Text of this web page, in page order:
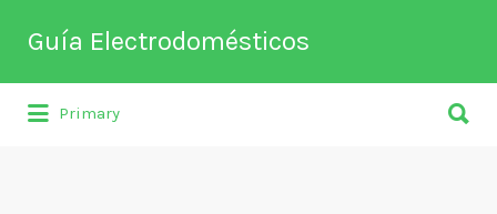
Guía Electrodomésticos
Directorio de empresas relacionadas
Buscar
por:
Primary
por: